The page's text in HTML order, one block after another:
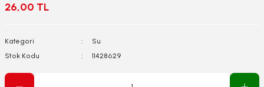
26,00 TL
Kategori
Su
Stok Kodu
11428629